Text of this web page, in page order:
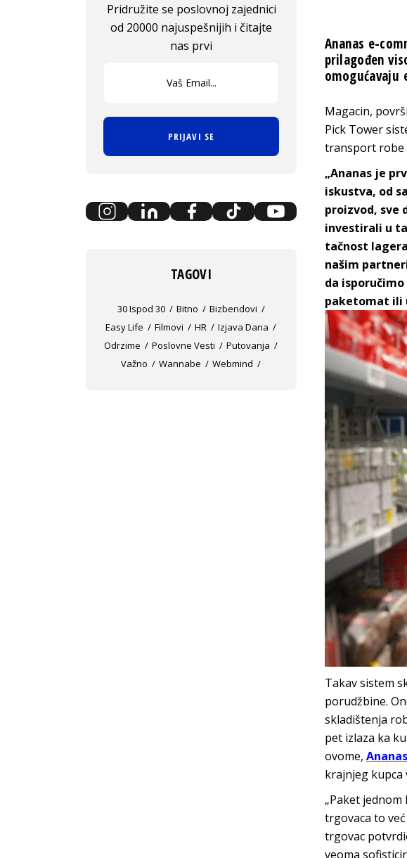
Ananas e-
prilagođen
omogućavaju
Magacin,
Pick Tower
transport robe
„Ananas je
iskustva, od
proizvod, sve
investirali u
tačnost
našim
da
paketomat ili
Takav sistem
porudžbine.
skladištenja
pet izlaza ka
ovome, Ananas
krajnjeg
„Paket
trgovaca to
trgovac
veoma
Pridružite se poslovnoj zajednici
od 20000 najuspešnijih i čitajte
nas prvi
PRIJAVI SE
TAGOVI
30 Ispod 30 Bitno
Bizbendovi
Easy Life
Filmovi HR
Izjava Dana
Odrzime
Poslovne Vesti
Putovanja
Važno
Wannabe Webmind